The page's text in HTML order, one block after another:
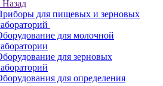
Назад
для пищевых и зерновых
для молочной
для зерновых
для определения